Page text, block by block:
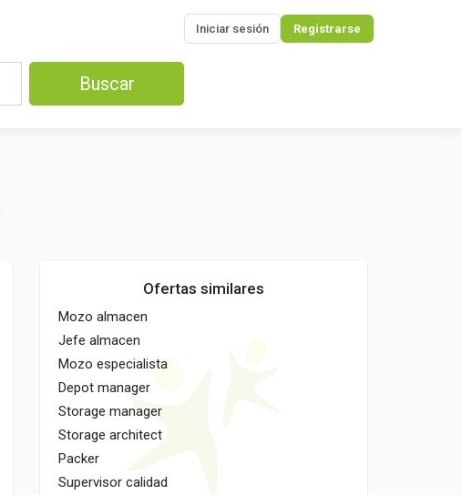
Iniciar sesión Registrarse
Buscar
Ofertas similares
Mozo almacen
Jefe almacen
Mozo especialista
Depot manager
Storage manager
Storage architect
Packer
Supervisor calidad